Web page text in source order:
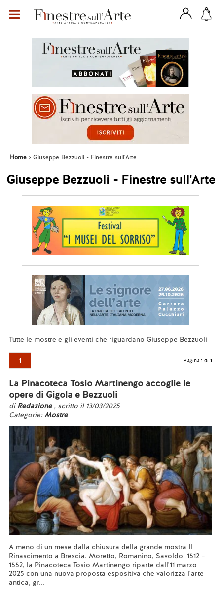
Home Giuseppe Bezzuoli - Finestre sull'Arte
Giuseppe Bezzuoli - Finestre sull'Arte
Tutte le mostre e gli eventi che riguardano Giuseppe Bezzuoli
1 Pagina 1 di 1
La Pinacoteca Tosio Martinengo accoglie le
opere di Gigola e Bezzuoli
di Redazione , scritto il 13/03/2025
Categorie:Mostre
A meno di un mese dalla chiusura della grande mostra Il
Rinascimento a Brescia. Moretto, Romanino, Savoldo. 1512 –
1552, la Pinacoteca Tosio Martinengo riparte dall'11 marzo
2025 con una nuova proposta espositiva che valorizza l'arte
antica, gr...